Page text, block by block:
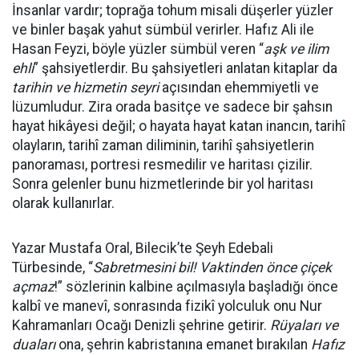
İnsanlar vardır; toprağa tohum misali düşerler yüzler
ve binler başak yahut sümbül verirler. Hafız Ali ile
Hasan Feyzi, böyle yüzler sümbül veren “aşk ve ilim
ehli” şahsiyetlerdir. Bu şahsiyetleri anlatan kitaplar da
tarihin ve hizmetin seyriaçısından ehemmiyetli ve
lüzumludur. Zira orada basitçe ve sadece bir şahsın
hayat hikâyesi değil; o hayata hayat katan inancın, tarihî
olayların, tarihî zaman diliminin, tarihî şahsiyetlerin
panoraması, portresi resmedilir ve haritası çizilir.
Sonra gelenler bunu hizmetlerinde bir yol haritası
olarak kullanırlar.
Yazar Mustafa Oral, Bilecik’te Şeyh Edebali
Türbesinde, “Sabretmesini bil! Vaktinden önce çiçek
açmaz!” sözlerinin kalbine açılmasıyla başladığı önce
kalbî ve manevî, sonrasında fizikî yolculuk onu Nur
Kahramanları Ocağı Denizli şehrine getirir. Rüyaları ve
dualarıona, şehrin kabristanına emanet bırakılan Hafız